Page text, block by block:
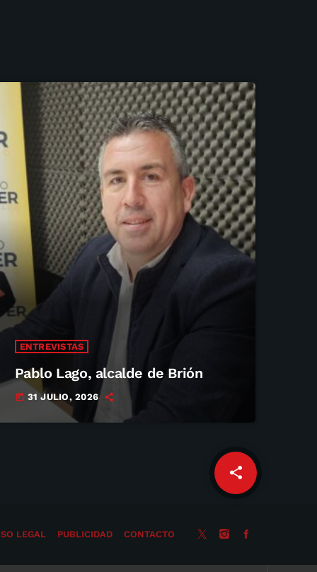
share
email
ENTREVISTAS
Pablo Lago, alcalde de Brión
today 31 JULIO, 2026
LEGAL PUBLICIDAD CONTACTO